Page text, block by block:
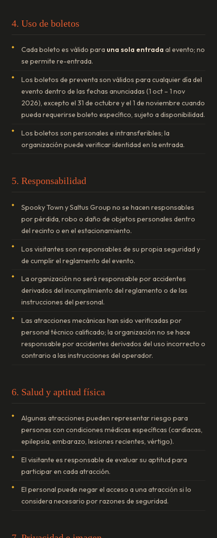
4. Uso de boletos
Cada boleto es válido para una sola entrada al evento; no
se permite re-entrada.
Los boletos de preventa son válidos para cualquier día del
evento dentro de las fechas anunciadas (1 oct – 1 nov
2026), excepto el 31 de octubre y el 1 de noviembre cuando
pueda requerirse boleto específico, sujeto a disponibilidad.
Los boletos son personales e intransferibles; la
organización puede verificar identidad en la entrada.
5. Responsabilidad
Spooky Town y Saltus Group no se hacen responsables
por pérdida, robo o daño de objetos personales dentro
del recinto o en el estacionamiento.
Los visitantes son responsables de su propia seguridad y
de cumplir el reglamento del evento.
La organización no será responsable por accidentes
derivados del incumplimiento del reglamento o de las
instrucciones del personal.
Las atracciones mecánicas han sido verificadas por
personal técnico calificado; la organización no se hace
responsable por accidentes derivados del uso incorrecto o
contrario a las instrucciones del operador.
6. Salud y aptitud física
Algunas atracciones pueden representar riesgo para
personas con condiciones médicas específicas (cardíacas,
epilepsia, embarazo, lesiones recientes, vértigo).
El visitante es responsable de evaluar su aptitud para
participar en cada atracción.
El personal puede negar el acceso a una atracción si lo
considera necesario por razones de seguridad.